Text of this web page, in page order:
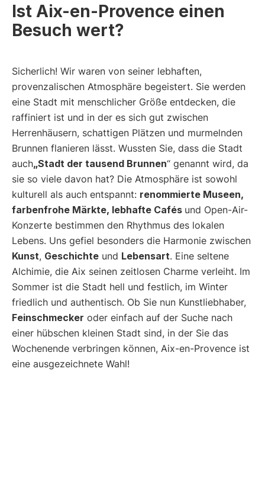
Ist Aix-en-Provence einen
Besuch wert?
Sicherlich! Wir waren von seiner lebhaften,
provenzalischen Atmosphäre begeistert. Sie werden
eine Stadt mit menschlicher Größe entdecken, die
raffiniert ist und in der es sich gut zwischen
Herrenhäusern, schattigen Plätzen und murmelnden
Brunnen flanieren lässt. Wussten Sie, dass die Stadt
auch„Stadt der tausend Brunnen“ genannt wird, da
sie so viele davon hat? Die Atmosphäre ist sowohl
kulturell als auch entspannt: renommierte Museen,
farbenfrohe Märkte, lebhafte Cafés und Open-Air-
Konzerte bestimmen den Rhythmus des lokalen
Lebens. Uns gefiel besonders die Harmonie zwischen
Kunst, Geschichte und Lebensart. Eine seltene
Alchimie, die Aix seinen zeitlosen Charme verleiht. Im
Sommer ist die Stadt hell und festlich, im Winter
friedlich und authentisch. Ob Sie nun Kunstliebhaber,
Feinschmecker oder einfach auf der Suche nach
einer hübschen kleinen Stadt sind, in der Sie das
Wochenende verbringen können, Aix-en-Provence ist
eine ausgezeichnete Wahl!